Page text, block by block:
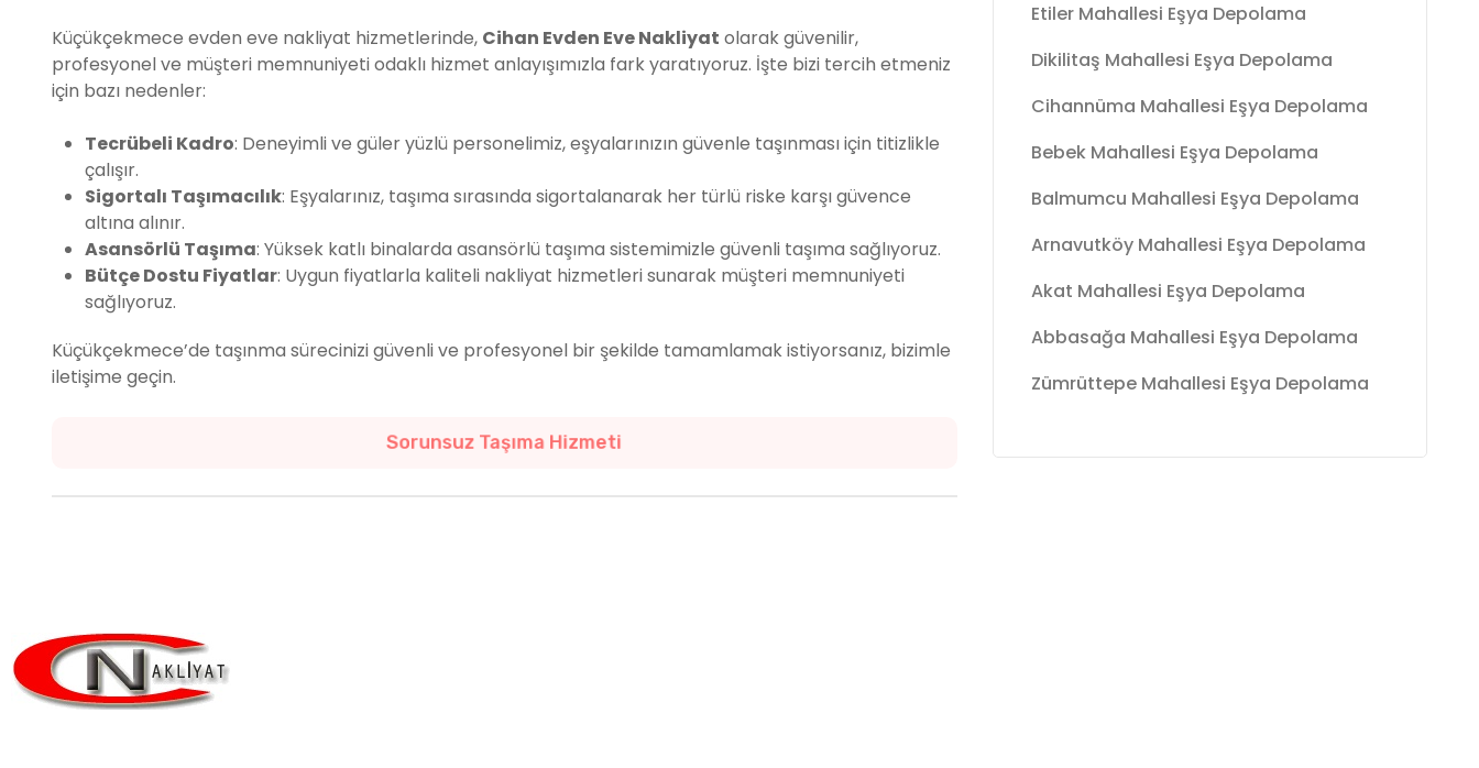
Küçükçekmece evden eve nakliyat hizmetlerinde, Cihan Evden Eve Nakliyat olarak güvenilir,
profesyonel ve müşteri memnuniyeti odaklı hizmet anlayışımızla fark yaratıyoruz. İşte bizi tercih etmeniz
için bazı nedenler:
Tecrübeli Kadro: Deneyimli ve güler yüzlü personelimiz, eşyalarınızın güvenle taşınması için titizlikle
çalışır.
Sigortalı Taşımacılık: Eşyalarınız, taşıma sırasında sigortalanarak her türlü riske karşı güvence
altına alınır.
Asansörlü Taşıma: Yüksek katlı binalarda asansörlü taşıma sistemimizle güvenli taşıma sağlıyoruz.
Bütçe Dostu Fiyatlar: Uygun fiyatlarla kaliteli nakliyat hizmetleri sunarak müşteri memnuniyeti
sağlıyoruz.
Küçükçekmece’de taşınma sürecinizi güvenli ve profesyonel bir şekilde tamamlamak istiyorsanız, bizimle
iletişime geçin.
Yeni Evinize Güvenle Ulaşın
Etiler Mahallesi Eşya Depolama
Dikilitaş Mahallesi Eşya Depolama
Cihannüma Mahallesi Eşya Depolama
Bebek Mahallesi Eşya Depolama
Balmumcu Mahallesi Eşya Depolama
Arnavutköy Mahallesi Eşya Depolama
Akat Mahallesi Eşya Depolama
Abbasağa Mahallesi Eşya Depolama
Zümrüttepe Mahallesi Eşya Depolama